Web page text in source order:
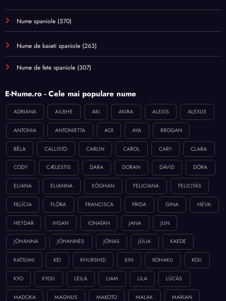
Nume spaniole (570)
Nume de baieti spaniole (263)
Nume de fete spaniole (307)
E-Nume.ro - Cele mai populare nume
ADRIANA AILBHE AKI AKIRA ALEXIS ALEXUS
ANTONIA ANTONIETTA AOI AYA BROGAN
BÉLA CALLISTO CARLIN CAROL CARY CLARA
CODY CÆLESTIS DARA DORAN DÁVID DÓRA
ELIANA ELIANNA EÓGHAN FELICIANA FELICITÁS
FELÍCIA FLÓRA FRANCISCA FRIDA GINA HEVA
HEYDAR IHSAN IONATAN JANA JUN
JÓHANNA JÓHANNES JÓNAS JÚLIA KAEDE
KATSUMI KEI KHURSHID KIN KOHAKU KOU
KYO KYOU LEILA LIAM LILA LÚCÁS
MADOKA MAGNUS MAKOTO MALAK MARIAN